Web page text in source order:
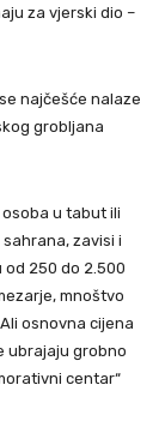
za vjerski dio –
najčešće nalaze
grobljana
u tabut ili
zavisi i
250 do 2.500
mnoštvo
osnovna cijena
ubrajaju grobno
centar“